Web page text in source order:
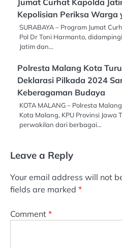
Jumat Curhat Kapolda
Kepolisian Periksa Warga
SURABAYA – Program Jumat
Pol Dr Toni Harmanto,
Jatim dan…
Polresta Malang Kota
Deklarasi Pilkada 2024
Keberagaman Budaya
KOTA MALANG – Polresta
Kota Malang, KPU Provinsi
perwakilan dari berbagai…
Leave a Reply
Your email address will not
fields are marked *
Comment *